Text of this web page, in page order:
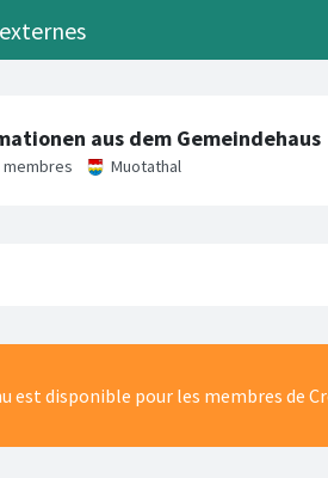
est disponible pour les membres de